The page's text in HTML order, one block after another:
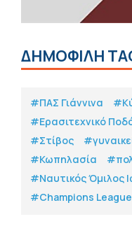
ΔΗΜΟΦΙΛΗ
#ΠΑΣ Γιάννινα
#Eρασιτεχνικό
#Στίβος
#Κωπηλασία
#Ναυτικός Όμιλος
#Champions League